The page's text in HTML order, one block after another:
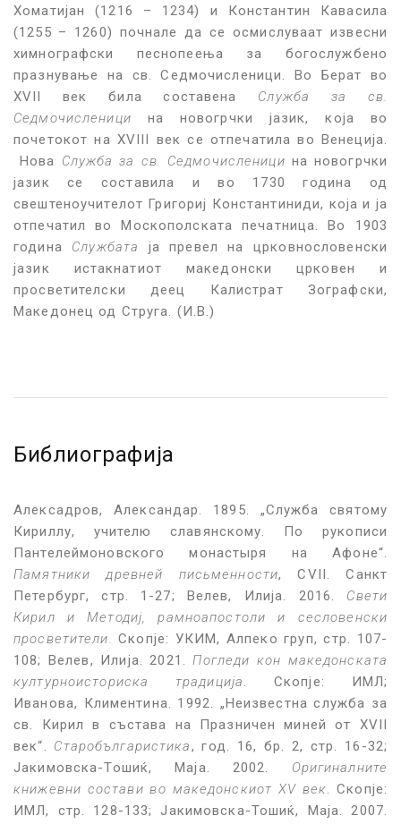
Хоматијан (1216 – 1234) и Константин Кавасила
(1255 – 1260) почнале да се осмислуваат извесни
химнографски песнопеења за богослужбено
празнување на св. Седмочисленици. Во Берат во
XVII век била составена Служба за св.
Седмочисленици на новогрчки јазик, која во
почетокот на XVIII век се отпечатила во Венеција.
Нова Служба за св. Седмочисленици на новогрчки
јазик се составила и во 1730 година од
свештеноучителот Григориј Константиниди, која и ја
отпечатил во Москополската печатница. Во 1903
година Службата
ја превел на црковнословенски
јазик истакнатиот македонски црковен и
просветителски деец Калистрат Зографски,
Македонец од Струга. (И.В.)
Библиографија
Алексадров, Александар. 1895. „Служба святому
Кириллу, учителю славянскому. По рукописи
Пантелеймоновского монастыря на Афоне“.
Памятники древней письменности, CVII. Санкт
Петербург, стр. 1-27; Велев, Илија. 2016.
Свети
Кирил и Методиј, рамноапостоли и сесловенски
просветители.
Скопје: УКИМ, Алпеко груп, стр. 107-
108; Велев, Илија. 2021.
Погледи кон македонската
културноисториска традиција
. Скопје: ИМЛ;
Иванова, Климентина. 1992. „Неизвестна служба за
св. Кирил в състава на Празничен миней от XVII
век“. Старобългаристика, год. 16, бр. 2, стр. 16-32;
Јакимовска-Тошиќ, Маја. 2002. Оригиналните
книжевни состави во македонскиот XV век . Скопје:
ИМЛ, стр. 128-133; Јакимовска-Тошиќ, Маја. 2007.